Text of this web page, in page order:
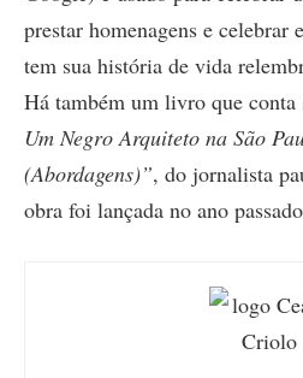
prestar homenagens e celebrar
tem sua história de vida
Há também um livro que conta
Um Negro Arquiteto na São
(Abordagens)”, do jornalista
obra foi lançada no ano